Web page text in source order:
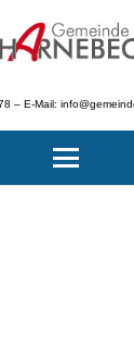
– E-Mail: